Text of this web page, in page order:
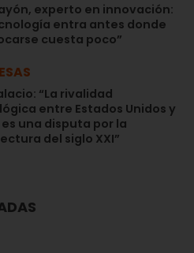
experto en innovación:
entra antes donde
cuesta poco”
“La rivalidad
entre Estados Unidos y
una disputa por la
del siglo XXI”